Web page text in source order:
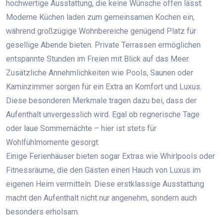
hochwertige Ausstattung, die keine Wünsche offen lässt.
Moderne Küchen laden zum gemeinsamen Kochen ein,
während großzügige Wohnbereiche genügend Platz für
gesellige Abende bieten. Private Terrassen ermöglichen
entspannte Stunden im Freien mit Blick auf das Meer.
Zusätzliche Annehmlichkeiten wie Pools, Saunen oder
Kaminzimmer sorgen für ein Extra an Komfort und Luxus.
Diese besonderen Merkmale tragen dazu bei, dass der
Aufenthalt unvergesslich wird. Egal ob regnerische Tage
oder laue Sommernächte – hier ist stets für
Wohlfühlmomente gesorgt.
Einige Ferienhäuser bieten sogar Extras wie Whirlpools oder
Fitnessräume, die den Gästen einen Hauch von Luxus im
eigenen Heim vermitteln. Diese erstklassige Ausstattung
macht den Aufenthalt nicht nur angenehm, sondern auch
besonders erholsam.